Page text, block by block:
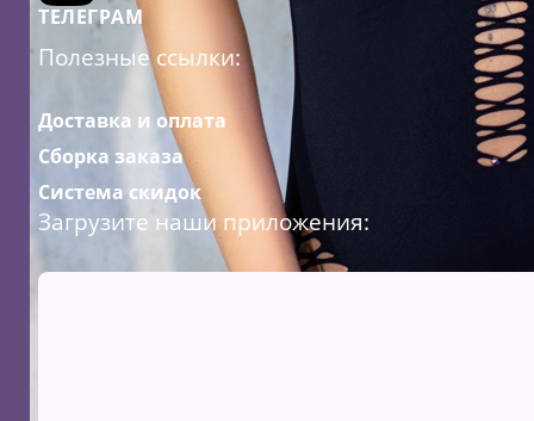
ТЕЛЕГРАМ
Полезные ссылки:
Доставка и оплата
Сборка заказа
Система скидок
Загрузите наши приложения: